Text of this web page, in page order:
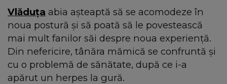
Vlăduța abia așteaptă să se acomodeze în
noua postură și să poată să le povestească
mai mult fanilor săi despre noua experiență.
Din nefericire, tânăra mămică se confruntă și
cu o problemă de sănătate, după ce i-a
apărut un herpes la gură.